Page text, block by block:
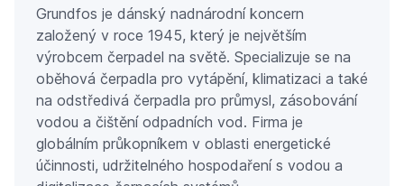
Grundfos je dánský nadnárodní koncern
založený v roce 1945, který je největším
výrobcem čerpadel na světě. Specializuje se na
oběhová čerpadla pro vytápění, klimatizaci a také
na odstředivá čerpadla pro průmysl, zásobování
vodou a čištění odpadních vod. Firma je
globálním průkopníkem v oblasti energetické
účinnosti, udržitelného hospodaření s vodou a